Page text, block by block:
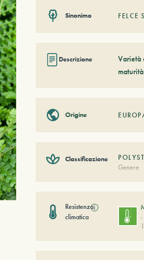
Sinonimo FELCE
Descrizione
Varietà
Origine
Classificazione
Genere
Resistenza
climatica
ⓘ